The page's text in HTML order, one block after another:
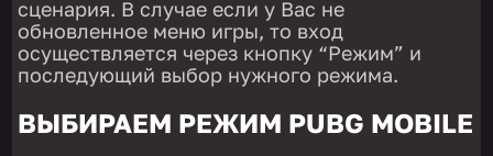
сценария. В случае если у Вас не
обновленное меню игры, то вход
осуществляется через кнопку “Режим” и
последующий выбор нужного режима.
ВЫБИРАЕМ РЕЖИМ PUBG MOBILE